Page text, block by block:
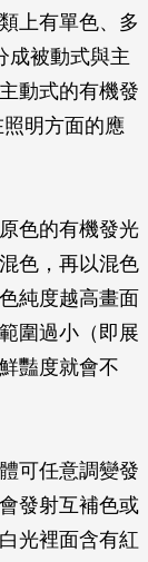
上有單色、多
成被動式與主
動式的有機發
明方面的應
色的有機發光
色，再以混色
純度越高畫面
圍過小（即展
豔度就會不
可任意調變發
發射互補色或
光裡面含有紅